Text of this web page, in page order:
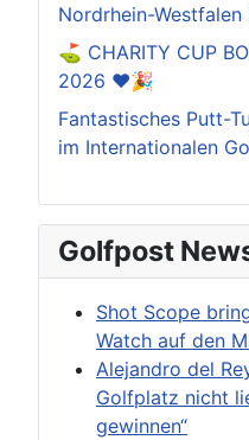
Nordrhein-
⛳️ CHARITY CUP
2026 ❤️🎉
Fantastisches Putt-
im Internationalen
Golfpost
Shot Scope
Watch auf den
Alejandro del
Golfplatz nicht
gewinnen“